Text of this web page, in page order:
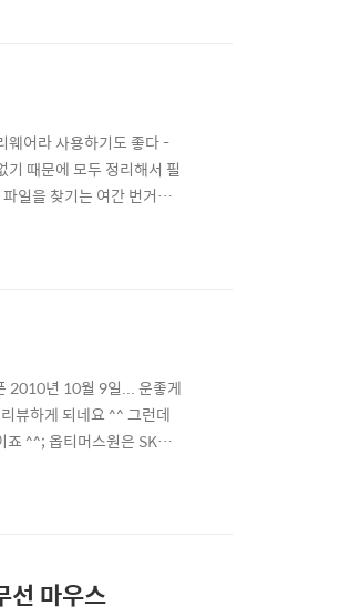
어라 사용하기도 좋다 -
때문에 모두 정리해서 필
일을 찾기는 여간 번거로운
효과적이더군요 ^^ 여러
2010년 10월 9일... 운좋게
뷰하게 되네요 ^^ 그런데
죠 ^^; 옵티머스원은 SK와
쓰는 것을 추구하고 있으
선 마우스